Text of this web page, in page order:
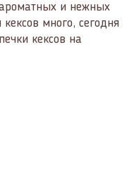
ароматных и нежных
много, сегодня
кексов на